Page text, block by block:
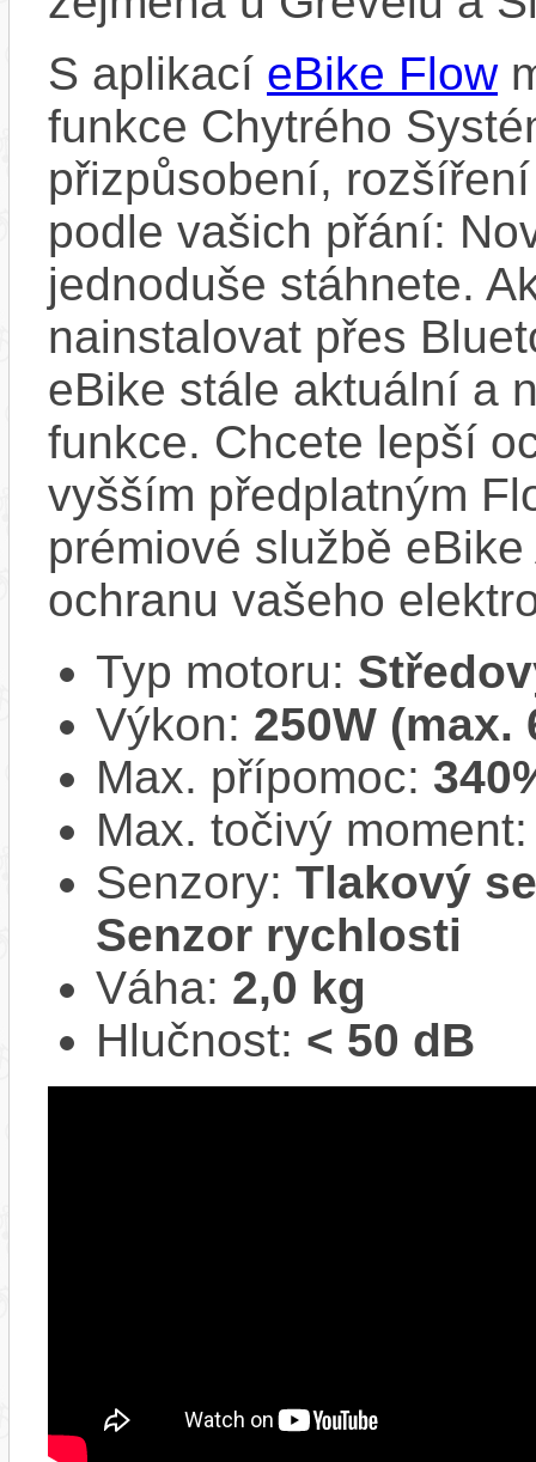
S aplikací eBike Flow
funkce Chytrého
přizpůsobení,
podle vašich přání:
jednoduše stáhnete.
nainstalovat přes
eBike stále aktuální a
funkce. Chcete lepší
vyšším předplatným
prémiové službě
ochranu vašeho
Typ motoru:
Výkon: 250W (max.
Max. přípomoc:
Max. točivý
Senzory: Tlakový
Senzor rychlosti
Váha: 2,0 kg
Hlučnost: < 50 dB